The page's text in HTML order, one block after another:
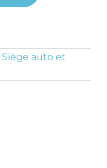
Siège auto et